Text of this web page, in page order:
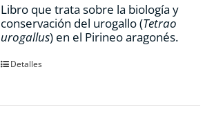
Libro que trata sobre la biología y
conservación del urogallo (Tetrao
urogallus) en el Pirineo aragonés.
Detalles